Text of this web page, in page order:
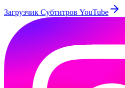
Загрузчик Субтитров YouTube